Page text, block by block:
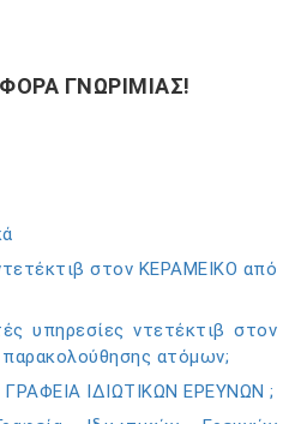
ΓΝΩΡΙΜΙΑΣ!
στον ΚΕΡΑΜΕΙΚΟ από
υπηρεσίες ντετέκτιβ στον
ατόμων;
ΙΔΙΩΤΙΚΩΝ ΕΡΕΥΝΩΝ ;